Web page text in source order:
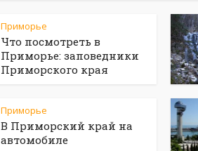
Приморье
Что посмотреть в
Приморье: заповедники
Приморского края
Приморье
В Приморский край на
автомобиле